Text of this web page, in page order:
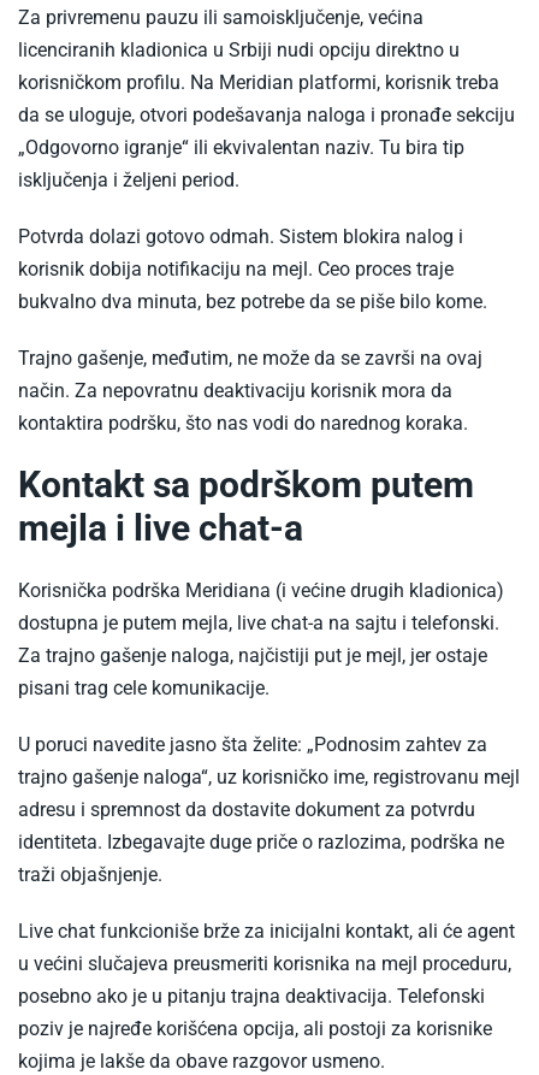
Za privremenu pauzu ili samoisključenje, većina
licenciranih kladionica u Srbiji nudi opciju direktno u
korisničkom profilu. Na Meridian platformi, korisnik treba
da se uloguje, otvori podešavanja naloga i pronađe sekciju
„Odgovorno igranje“ ili ekvivalentan naziv. Tu bira tip
isključenja i željeni period.
Potvrda dolazi gotovo odmah. Sistem blokira nalog i
korisnik dobija notifikaciju na mejl. Ceo proces traje
bukvalno dva minuta, bez potrebe da se piše bilo kome.
Trajno gašenje, međutim, ne može da se završi na ovaj
način. Za nepovratnu deaktivaciju korisnik mora da
kontaktira podršku, što nas vodi do narednog koraka.
Kontakt sa podrškom putem
mejla i live chat-a
Korisnička podrška Meridiana (i većine drugih kladionica)
dostupna je putem mejla, live chat-a na sajtu i telefonski.
Za trajno gašenje naloga, najčistiji put je mejl, jer ostaje
pisani trag cele komunikacije.
U poruci navedite jasno šta želite: „Podnosim zahtev za
trajno gašenje naloga“, uz korisničko ime, registrovanu mejl
adresu i spremnost da dostavite dokument za potvrdu
identiteta. Izbegavajte duge priče o razlozima, podrška ne
traži objašnjenje.
Live chat funkcioniše brže za inicijalni kontakt, ali će agent
u većini slučajeva preusmeriti korisnika na mejl proceduru,
posebno ako je u pitanju trajna deaktivacija. Telefonski
poziv je najređe korišćena opcija, ali postoji za korisnike
kojima je lakše da obave razgovor usmeno.